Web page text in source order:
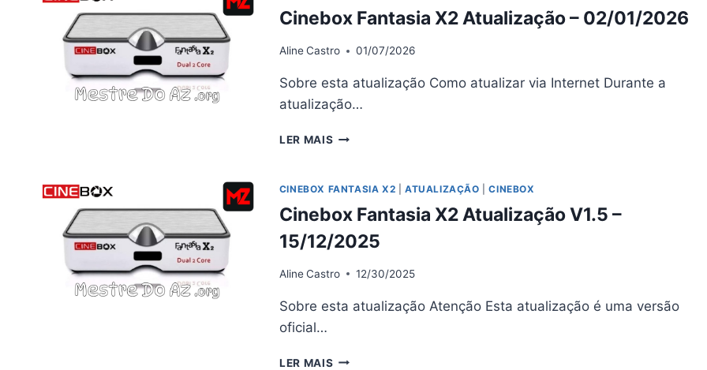
V4.0.4
02/04/2026
Cinebox Fantasia X2 Atualização – 02/01/2026
AlineCastro 01/07/2026
Sobre esta atualização Como atualizar via Internet Durante a
atualização…
LER MAIS CINEBOX
ATUALIZAÇÃO
02/01/2026
CINEBOX FANTASIA X2 ATUALIZAÇÃO |CINEBOX
Cinebox Fantasia X2 Atualização V1.5 –
15/12/2025
AlineCastro 12/30/2025
Sobre esta atualização Atenção Esta atualização é uma versão
oficial…
LER MAIS CINEBOX